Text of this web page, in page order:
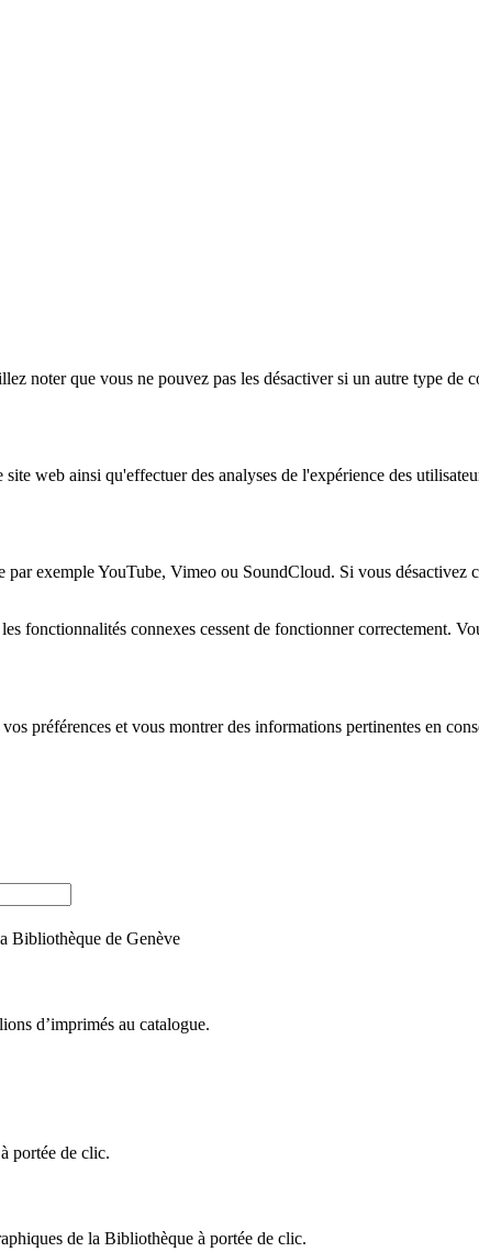
noter que vous ne pouvez pas les désactiver si un autre type de
web ainsi qu'effectuer des analyses de l'expérience des
exemple YouTube, Vimeo ou SoundCloud. Si vous
fonctionnalités connexes cessent de fonctionner correctement.
préférences et vous montrer des informations pertinentes en
Bibliothèque de Genève
d’imprimés au catalogue.
portée de clic.
de la Bibliothèque à portée de clic.